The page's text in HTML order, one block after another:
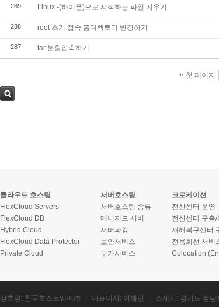
289 Linux -(하이픈)으로 시작하는 파일 지우기
288 root 초기 접속 홈디렉토리 변경하기
287 tar 분할압축하기
첫 페이지
클라우드 호스팅
FlexCloud Servers
FlexCloud DB
Hybrid Cloud
FlexCloud Data Protector
Private Cloud
서버호스팅
서버호스팅 종류
매니지드 서버
서버파킹
보안서비스
부가서비스
코로케이션
전산센터 운영
전산센터 구축/
재해복구센터
전용회선 서비
Colocation
상호명: 한국호스트웨이㈜ 대표이사: 이해민 소재지: 경기도 성